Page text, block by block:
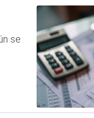
se